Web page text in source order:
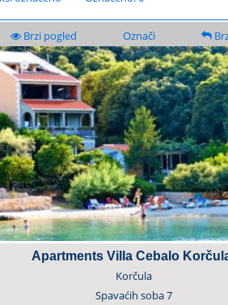
Brzi pogled Označi
Apartments Villa Cebalo
Korčula
Spavaćih soba7